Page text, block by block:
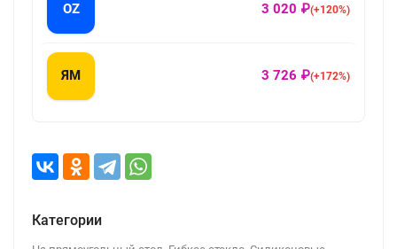
OZ 3 020 ₽(+120%)
ЯМ 3 726 ₽(+172%)
Категории